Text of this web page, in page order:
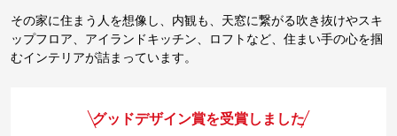
その家に住まう人を想像し、内観も、天窓に繋がる吹き抜けやスキ
ップフロア、アイランドキッチン、ロフトなど、住まい手の心を掴
むインテリアが詰まっています。
グッドデザイン賞を受賞しました